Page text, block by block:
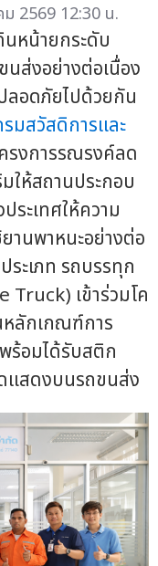
2569 12:30 น.
นหน้ายกระดับ
ส่งอย่างต่อเนื่อง
ลอดภัยไปด้วยกัน
มสวัสดิการและ
รงการรณรงค์ลด
ให้สถานประกอบ
ระเทศให้ความ
านพาหนะอย่างต่อ
ะเภท รถบรรทุก
Truck) เข้าร่วมโค
หลักเกณฑ์การ
ร้อมได้รับสติก
แสดงบนรถขนส่ง